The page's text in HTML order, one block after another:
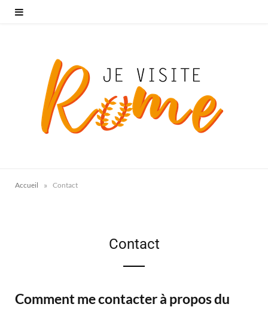
Accueil » Contact
Contact
Comment me contacter à propos du